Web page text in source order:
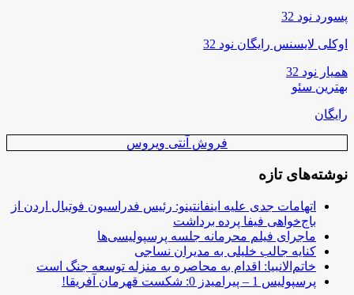
پسورد نود 32
اوکلی لایسنس رایگان نود 32
همیار نود 32
بهترین سئو
رایگان
فروش آنتی ویروس
نوشته‌های تازه
اتهامات جدی علیه اینفانتینو: رئیس فدراسیون فوتبال اردن از
باج‌خواهی فیفا پرده برداشت
ماجرای فیلم محرمانه جلسه پرسپولیسی‌ها
کنایه جالب خلیلی به مدیران نساجی
خاتم‌الانبیا: اقدام به محاصره به منزله توسعه جنگ است
پرسپولیس 1 – پیرامیدز 0: شکست قهرمان آفریقا!